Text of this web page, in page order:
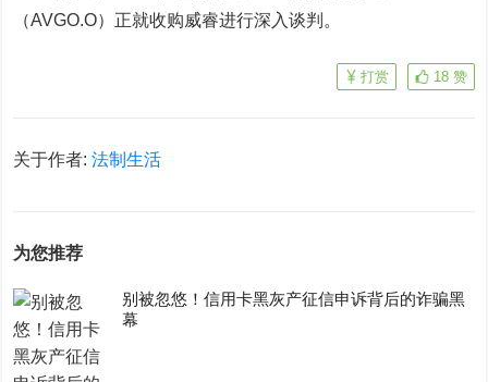
（AVGO.O）正就收购威睿进行深入谈判。
18 赞
打赏
关于作者:法制生活
为您推荐
别被忽悠！信用卡黑灰产征信申诉背后的诈骗黑
幕